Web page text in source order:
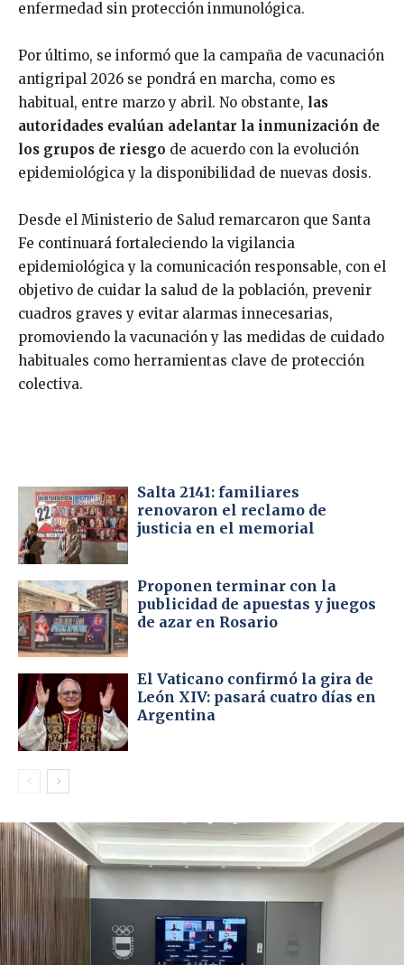
enfermedad sin protección inmunológica.
Por último, se informó que la campaña de vacunación
antigripal 2026 se pondrá en marcha, como es
habitual, entre marzo y abril. No obstante, las
autoridades evalúan adelantar la inmunización de
los grupos de riesgo de acuerdo con la evolución
epidemiológica y la disponibilidad de nuevas dosis.
Desde el Ministerio de Salud remarcaron que Santa
Fe continuará fortaleciendo la vigilancia
epidemiológica y la comunicación responsable, con el
objetivo de cuidar la salud de la población, prevenir
cuadros graves y evitar alarmas innecesarias,
promoviendo la vacunación y las medidas de cuidado
habituales como herramientas clave de protección
colectiva.
Salta 2141: familiares
renovaron el reclamo de
justicia en el memorial
Proponen terminar con la
publicidad de apuestas y juegos
de azar en Rosario
El Vaticano confirmó la gira de
León XIV: pasará cuatro días en
Argentina